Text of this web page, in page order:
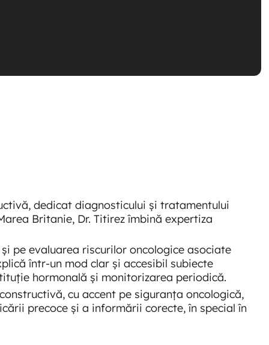
dedicat diagnosticului și tratamentului
Britanie, Dr. Titirez îmbină expertiza
pe evaluarea riscurilor oncologice asociate
într-un mod clar și accesibil subiecte
hormonală și monitorizarea periodică.
cu accent pe siguranța oncologică,
precoce și a informării corecte, în special în